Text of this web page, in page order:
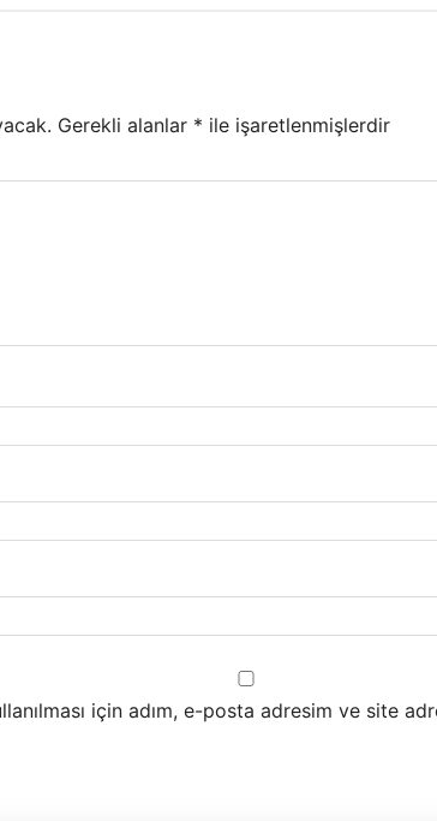
Gerekli alanlar * ile işaretlenmişlerdir
için adım, e-posta adresim ve site